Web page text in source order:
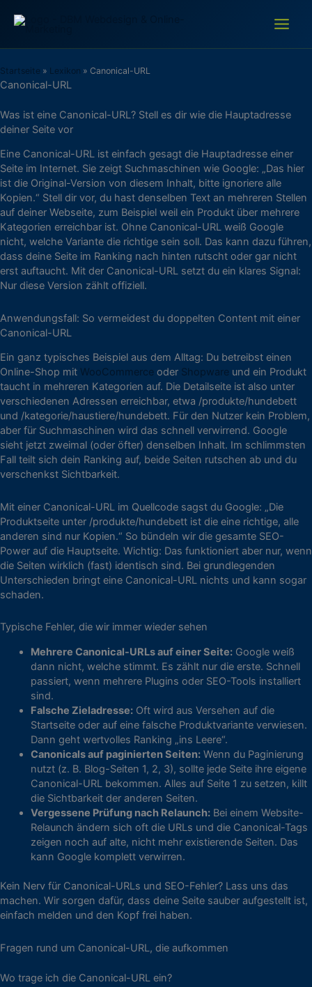
Inhalt
Startseite » Lexikon » Canonical-URL
Canonical-URL
Was ist eine Canonical-URL? Stell es dir wie die Hauptadresse
deiner Seite vor
Eine Canonical-URL ist einfach gesagt die Hauptadresse einer
Seite im Internet. Sie zeigt Suchmaschinen wie Google: „Das hier
ist die Original-Version von diesem Inhalt, bitte ignoriere alle
Kopien.“ Stell dir vor, du hast denselben Text an mehreren Stellen
auf deiner Webseite, zum Beispiel weil ein Produkt über mehrere
Kategorien erreichbar ist. Ohne Canonical-URL weiß Google
nicht, welche Variante die richtige sein soll. Das kann dazu führen,
dass deine Seite im Ranking nach hinten rutscht oder gar nicht
erst auftaucht. Mit der Canonical-URL setzt du ein klares Signal:
Nur diese Version zählt offiziell.
Anwendungsfall: So vermeidest du doppelten Content mit einer
Canonical-URL
Ein ganz typisches Beispiel aus dem Alltag: Du betreibst einen
Online-Shop mit WooCommerce oder Shopware und ein Produkt
taucht in mehreren Kategorien auf. Die Detailseite ist also unter
verschiedenen Adressen erreichbar, etwa /produkte/hundebett
und /kategorie/haustiere/hundebett. Für den Nutzer kein Problem,
aber für Suchmaschinen wird das schnell verwirrend. Google
sieht jetzt zweimal (oder öfter) denselben Inhalt. Im schlimmsten
Fall teilt sich dein Ranking auf, beide Seiten rutschen ab und du
verschenkst Sichtbarkeit.
Mit einer Canonical-URL im Quellcode sagst du Google: „Die
Produktseite unter /produkte/hundebett ist die eine richtige, alle
anderen sind nur Kopien.“ So bündeln wir die gesamte SEO-
Power auf die Hauptseite. Wichtig: Das funktioniert aber nur, wenn
die Seiten wirklich (fast) identisch sind. Bei grundlegenden
Unterschieden bringt eine Canonical-URL nichts und kann sogar
schaden.
Typische Fehler, die wir immer wieder sehen
Mehrere Canonical-URLs auf einer Seite:Google weiß
dann nicht, welche stimmt. Es zählt nur die erste. Schnell
passiert, wenn mehrere Plugins oder SEO-Tools installiert
sind.
Falsche Zieladresse:Oft wird aus Versehen auf die
Startseite oder auf eine falsche Produktvariante verwiesen.
Dann geht wertvolles Ranking „ins Leere“.
Canonicals auf paginierten Seiten:Wenn du Paginierung
nutzt (z. B. Blog-Seiten 1, 2, 3), sollte jede Seite ihre eigene
Canonical-URL bekommen. Alles auf Seite 1 zu setzen, killt
die Sichtbarkeit der anderen Seiten.
Vergessene Prüfung nach Relaunch:Bei einem Website-
Relaunch ändern sich oft die URLs und die Canonical-Tags
zeigen noch auf alte, nicht mehr existierende Seiten. Das
kann Google komplett verwirren.
Kein Nerv für Canonical-URLs und SEO-Fehler? Lass uns das
machen. Wir sorgen dafür, dass deine Seite sauber aufgestellt ist,
einfach melden und den Kopf frei haben.
Fragen rund um Canonical-URL, die aufkommen
Wo trage ich die Canonical-URL ein?